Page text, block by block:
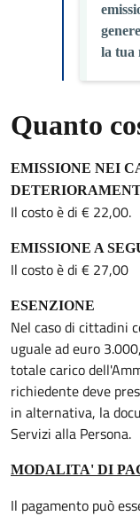
la tua
Quanto
EMISSIONE NEI
Il costo è di € 22,00.
EMISSIONE A
Il costo è di € 27,00
ESENZIONE
Nel caso di cittadini
uguale ad euro
totale carico
richiedente deve
in alternativa, la
Servizi alla Persona.
MODALITA' DI
Il pagamento può